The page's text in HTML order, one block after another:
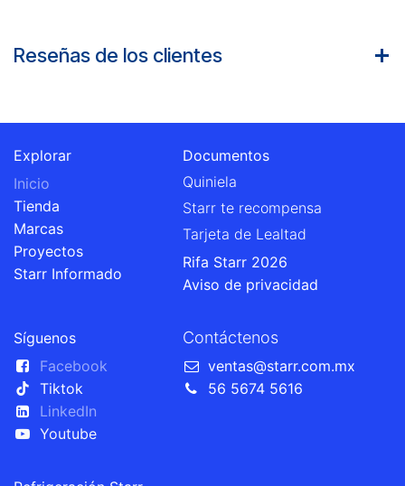
Reseñas de los clientes
Explorar
Inicio
Tienda
Marcas
Proyectos
Starr Informado
Documentos
Quiniela
Starr te recompensa
Tarjeta de Lealtad
Rifa Starr 2026
Aviso de privacidad
Síguenos
Facebook
Tiktok
LinkedIn
Youtube
Contáctenos
ventas@starr.com.mx
56 5674 5616